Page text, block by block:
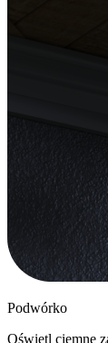
Podwórko
Oświetl ciemne